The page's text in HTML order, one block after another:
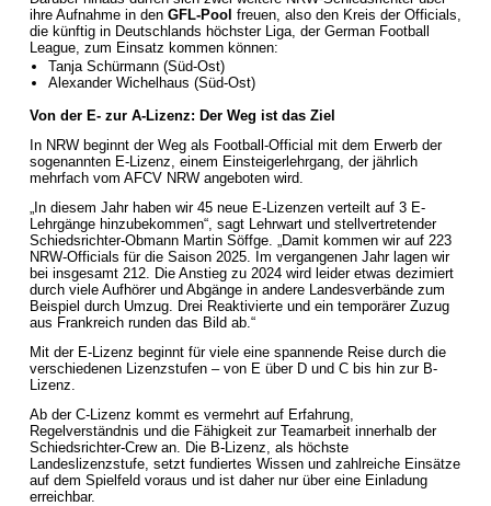
ihre Aufnahme in den GFL-Pool freuen, also den Kreis der Officials,
die künftig in Deutschlands höchster Liga, der German Football
League, zum Einsatz kommen können:
Tanja Schürmann (Süd-Ost)
Alexander Wichelhaus (Süd-Ost)
Von der E- zur A-Lizenz: Der Weg ist das Ziel
In NRW beginnt der Weg als Football-Official mit dem Erwerb der
sogenannten E-Lizenz, einem Einsteigerlehrgang, der jährlich
mehrfach vom AFCV NRW angeboten wird.
„In diesem Jahr haben wir 45 neue E-Lizenzen verteilt auf 3 E-
Lehrgänge hinzubekommen“, sagt Lehrwart und stellvertretender
Schiedsrichter-Obmann Martin Söffge. „Damit kommen wir auf 223
NRW-Officials für die Saison 2025. Im vergangenen Jahr lagen wir
bei insgesamt 212. Die Anstieg zu 2024 wird leider etwas dezimiert
durch viele Aufhörer und Abgänge in andere Landesverbände zum
Beispiel durch Umzug. Drei Reaktivierte und ein temporärer Zuzug
aus Frankreich runden das Bild ab.“
Mit der E-Lizenz beginnt für viele eine spannende Reise durch die
verschiedenen Lizenzstufen – von E über D und C bis hin zur B-
Lizenz.
Ab der C-Lizenz kommt es vermehrt auf Erfahrung,
Regelverständnis und die Fähigkeit zur Teamarbeit innerhalb der
Schiedsrichter-Crew an. Die B-Lizenz, als höchste
Landeslizenzstufe, setzt fundiertes Wissen und zahlreiche Einsätze
auf dem Spielfeld voraus und ist daher nur über eine Einladung
erreichbar.